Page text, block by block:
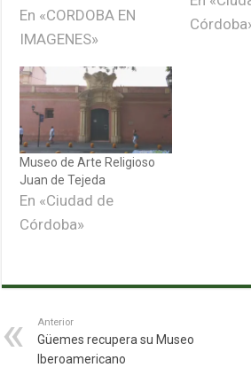
lema Camino al
Centenario de la
Reforma Universitaria
de 1918, reflejamos
La noche de los
Museos en Imágenes.
Un recorrido por los
lugares que visitamos
el viernes 1 de
Diciembre. La
En «CORDOBA EN
IMAGENES»
Museo de Arte Religioso
Juan de Tejeda
En «Ciudad de
Córdoba»
Anterior
Güemes recupera su Museo
Iberoamericano